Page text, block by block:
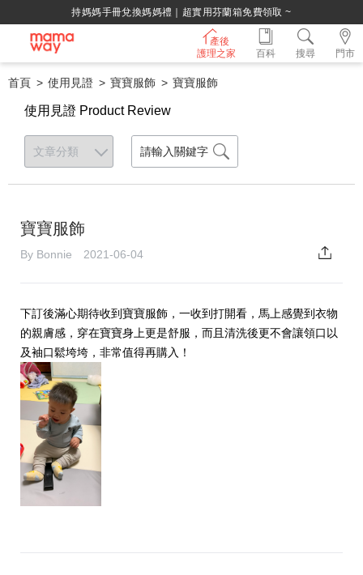
持媽媽手冊兌換媽媽禮｜超實用芬蘭箱免費領取 ~
產後
護理之家
門市
百科 搜尋
首頁 使用見證 寶寶服飾 寶寶服飾
使用見證 Product Review
寶寶服飾
By Bonnie 2021-06-04
下訂後滿心期待收到寶寶服飾，一收到打開看，馬上感覺到衣物
的親膚感，穿在寶寶身上更是舒服，而且清洗後更不會讓領口以
及袖口鬆垮垮，非常值得再購入！